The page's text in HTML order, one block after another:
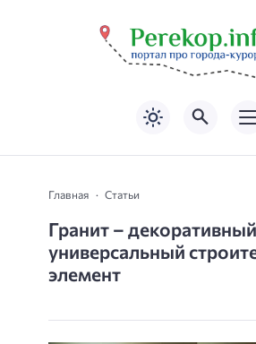
Главная Статьи
Гранит –
универсальный
элемент